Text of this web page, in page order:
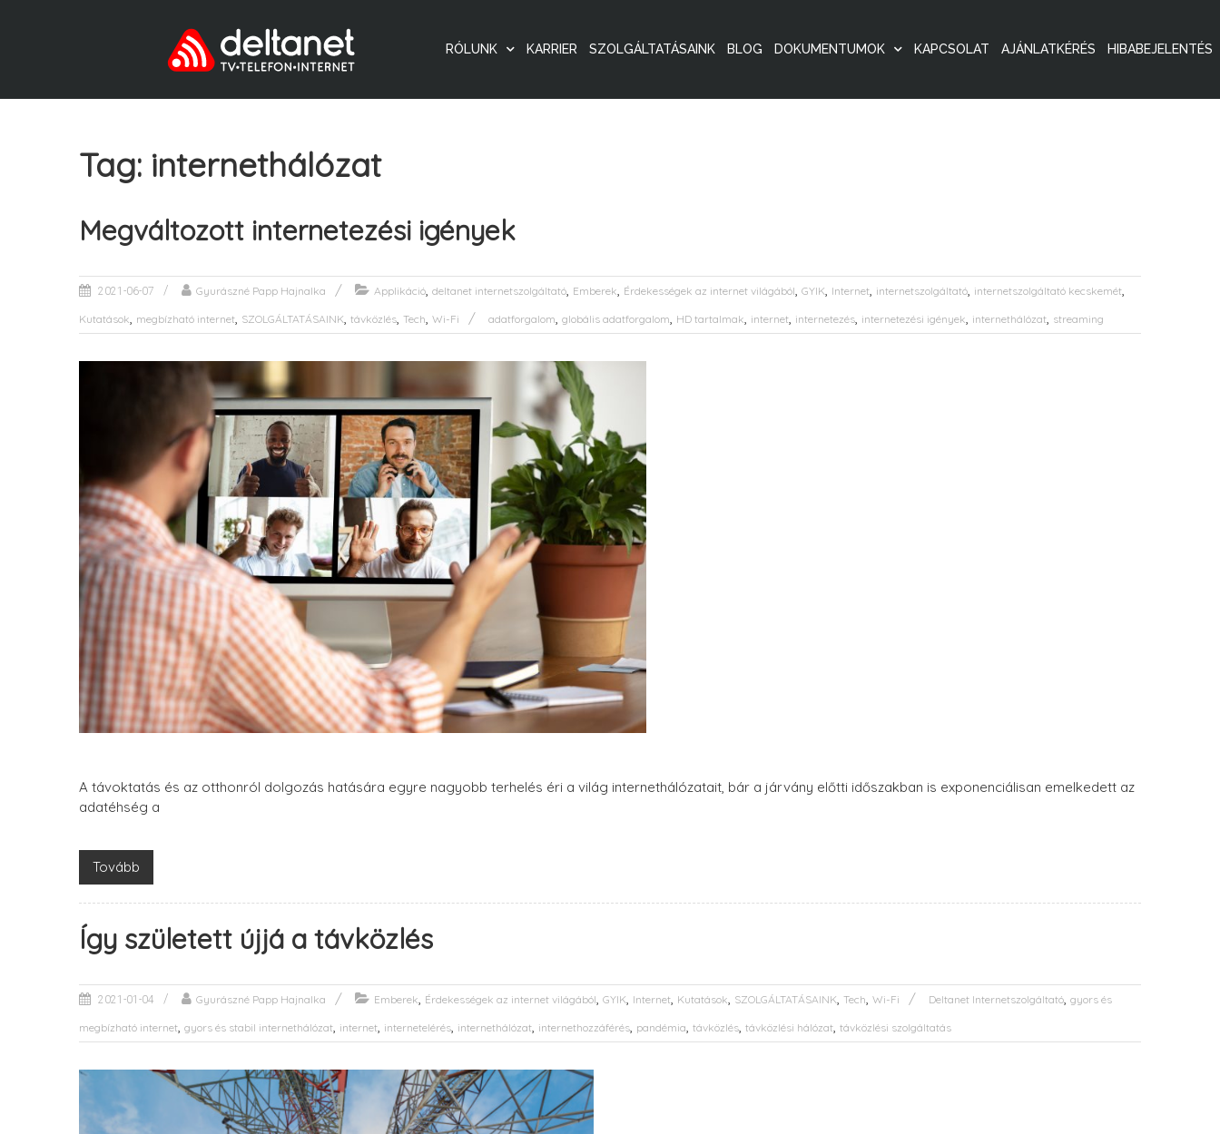
RÓLUNK KARRIER SZOLGÁLTATÁSAINK BLOG DOKUMENTUMOK KAPCSOLAT AJÁNLATKÉRÉS HIBABEJELENTÉS
Tag: internethálózat
Megváltozott internetezési igények
2021-06-07 Gyurászné Papp Hajnalka Applikáció, deltanet internetszolgáltató, Emberek, Érdekességek az internet világából, GYIK, Internet, internetszolgáltató, internetszolgáltató kecskemét,
Kutatások, megbízható internet, SZOLGÁLTATÁSAINK, távközlés, Tech, Wi-Fi adatforgalom, globális adatforgalom, HD tartalmak, internet, internetezés, internetezési igények, internethálózat, streaming
A távoktatás és az otthonról dolgozás hatására egyre nagyobb terhelés éri a világ internethálózatait, bár a járvány előtti időszakban is exponenciálisan emelkedett az
adatéhség a
Tovább
Így született újjá a távközlés
2021-01-04 Gyurászné Papp Hajnalka Emberek Érdekességek az internet világából GYIK Internet Kutatások SZOLGÁLTATÁSAINK Tech Wi-Fi Deltanet Internetszolgáltató gyors és
megbízható internet gyors és stabil internethálózat internet internetelérés internethálózat internethozzáférés pandémia távközlés távközlési hálózat távközlési szolgáltatás